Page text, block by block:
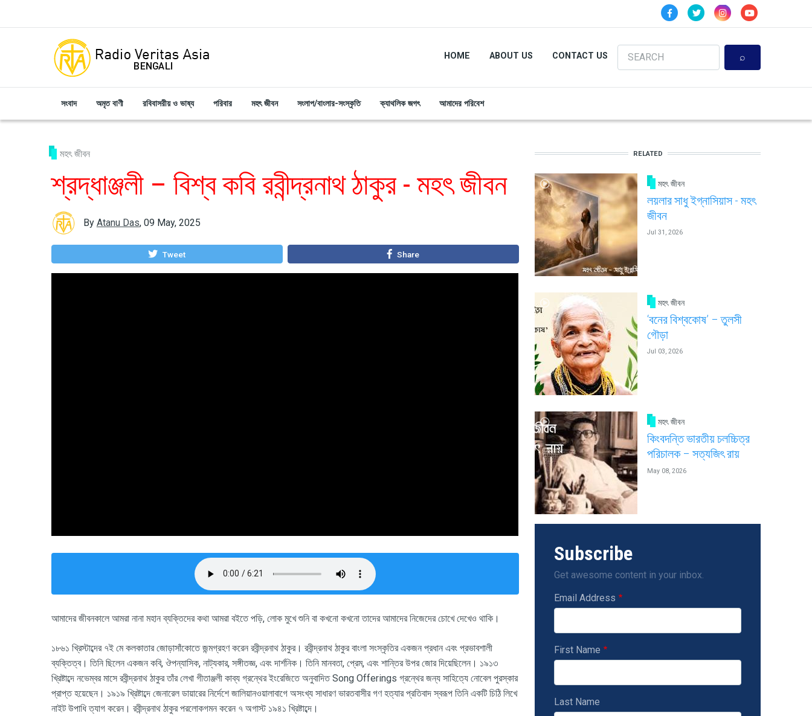
HOME ABOUT US CONTACT US Search
সংবাদ অমৃত বাণী রবিবাসরীয় ও ভাষ্য পরিবার মহৎ জীবন সংলাপ/বাংলার-সংস্কৃতি ক্যাথলিক জগৎ আমাদের পরিবেশ
মহৎ জীবন
শ্রদ্ধাঞ্জলী – বিশ্ব কবি রবীন্দ্রনাথ ঠাকুর - মহৎ জীবন
By Atanu Das, 09 May, 2025
Tweet Share
আমাদের জীবনকালে আমরা নানা মহান ব্যক্তিদের কথা আমরা বইতে পড়ি, লোক মুখে শুনি বা কখনো কখনো তাদের আমাদের নিজেদের চোখে দেখেও থাকি ।
১৮৬১ খ্রিস্টাব্দের ৭ই মে কলকাতার জোড়াসাঁকোতে জন্মগ্রহণ করেন রবীন্দ্রনাথ ঠাকুর। রবীন্দ্রনাথ ঠাকুর বাংলা সংস্কৃতির একজন প্রধান এবং প্রভাবশালী
ব্যক্তিত্ব। তিনি ছিলেন একজন কবি, ঔপন্যাসিক, নাট্যকার, সঙ্গীতজ্ঞ, এবং দার্শনিক।তিনি মানবতা, প্রেম, এবং শান্তির উপর জোর দিয়েছিলেন। ১৯১৩
খ্রিষ্টাব্দে নভেম্বর মাসে রবীন্দ্রনাথ ঠাকুর তাঁর লেখা গীতাঞ্জলী কাব্য গ্রন্থের ইংরেজিতে অনুবাদিত Song Offerings গ্রন্থের জন্য সাহিত্যে নোবেল পুরস্কার
প্রাপ্ত হয়েছেন। ১৯১৯ খ্রিষ্টাব্দে জেনারেল ডায়ারের নির্দেশে জালিয়ানওয়ালাবাগে অসংখ্য সাধারণ ভারতবাসীর গণ হত্যার প্রতিবাদ স্বরূপ তিনি একটি চিঠি লিখে
নাইট উপাধি ত্যাগ করেন। রবীন্দ্রনাথ ঠাকুর পরলোকগমন করেন ৭ অগাস্ট ১৯৪১ খ্রিষ্টাব্দে।
RELATED
মহৎ জীবন
লয়লার সাধু ইগ্নাসিয়াস - মহৎ
জীবন
Jul 31, 2026
মহৎ জীবন
‘বনের বিশ্বকোষ’ – তুলসী
গৌড়া
Jul 03, 2026
মহৎ জীবন
কিংবদন্তি ভারতীয় চলচ্চিত্র
পরিচালক – সত্যজিৎ রায়
May 08, 2026
Subscribe
Get awesome content in your inbox.
Email Address
First Name
Last Name